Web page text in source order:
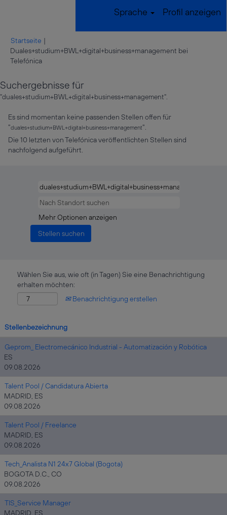
Sprache Profil anzeigen
Startseite |
Duales+studium+BWL+digital+business+management bei
Telefónica(aktuelle
Suchergebnisse für
"duales+studium+BWL+digital+business+management".
Es sind momentan keine passenden Stellen offen für
"duales+studium+BWL+digital+business+management".
Die 10 letzten von Telefónica veröffentlichten Stellen sind
nachfolgend aufgeführt.
Mehr Optionen anzeigen
Wählen Sie aus, wie oft (in Tagen) Sie eine Benachrichtigung
erhalten möchten:
Benachrichtigung erstellen
Stellenbezeichnung
Geprom_ Electromecánico Industrial - Automatización y Robótica
ES
09.08.2026
Talent Pool / Candidatura Abierta
MADRID, ES
09.08.2026
Talent Pool / Freelance
MADRID, ES
09.08.2026
Tech_Analista N1 24x7 Global (Bogota)
BOGOTA D.C., CO
09.08.2026
TIS_Service Manager
MADRID, ES